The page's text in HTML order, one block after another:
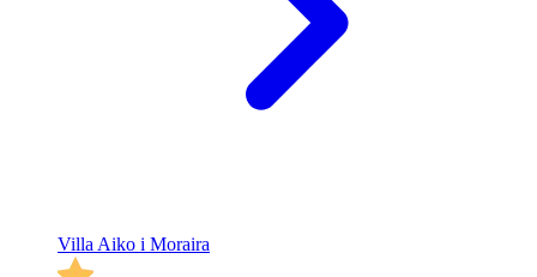
Villa Aiko i Moraira